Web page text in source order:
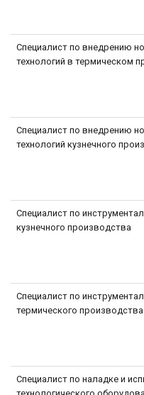
Специалист по внедрению
технологий в термическом
Специалист по внедрению
технологий кузнечного
Специалист по
кузнечного производства
Специалист по
термического производства
Специалист по наладке и